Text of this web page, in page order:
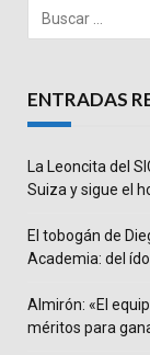
ENTRADAS
La Leoncita del
Suiza y sigue el
El tobogán de
Academia: del
Almirón: «El
méritos para